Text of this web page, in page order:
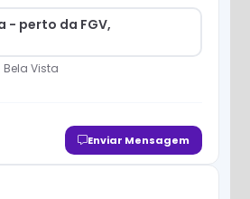
- perto da FGV,
Bela Vista
Enviar Mensagem